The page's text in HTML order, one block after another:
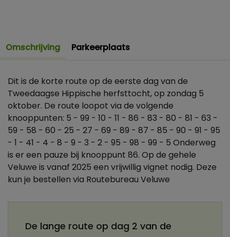
Omschrijving Parkeerplaats
Dit is de korte route op de eerste dag van de
Tweedaagse Hippische herfsttocht, op zondag 5
oktober. De route loopot via de volgende
knooppunten: 5 - 99 - 10 - 11 - 86 - 83 - 80 - 81 - 63 -
59 - 58 - 60 - 25 - 27 - 69 - 89 - 87 - 85 - 90 - 91 - 95
- 1 - 41 - 4 - 8 - 9 - 3 - 2 - 95 - 98 - 99 - 5 Onderweg
is er een pauze bij knooppunt 86. Op de gehele
Veluwe is vanaf 2025 een vrijwillig vignet nodig. Deze
kun je bestellen via Routebureau Veluwe
De lange route op dag 2 van de